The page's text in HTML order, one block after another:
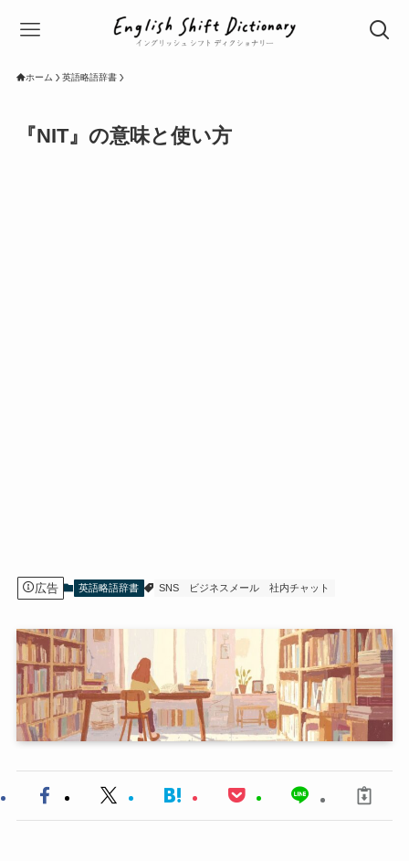
ホーム 英語略語辞書
『NIT』の意味と使い方
広告 英語略語辞書 SNS ビジネスメール 社内チャット